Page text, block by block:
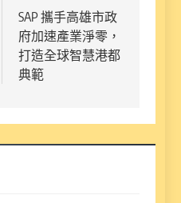
SAP 攜手高雄市政
府加速產業淨零，
打造全球智慧港都
典範